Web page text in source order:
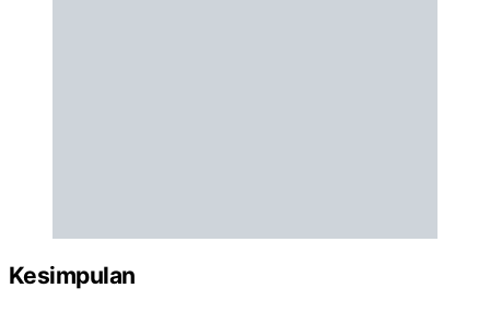
Kesimpulan